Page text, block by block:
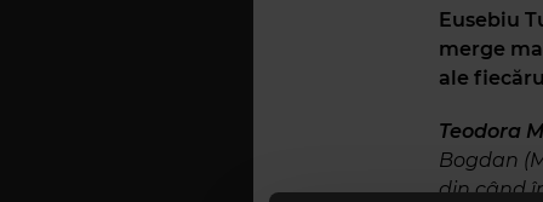
Eusebiu
merge
ale
Teodora
Bogdan
din când